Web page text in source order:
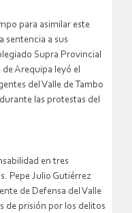
para asimilar este
sentencia a sus
Supra Provincial
Arequipa leyó el
del Valle de Tambo
las protestas del
en tres
Pepe Julio Gutiérrez
de Defensa del Valle
de prisión por los delitos